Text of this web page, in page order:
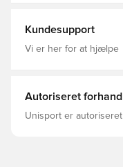
Kundesupport
Vi er her for at hjælpe
Autoriseret
Unisport er